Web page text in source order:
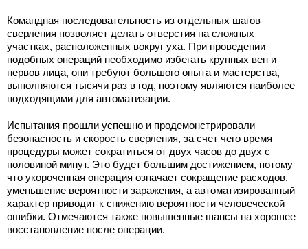
Командная последовательность из отдельных шагов
сверления позволяет делать отверстия на сложных
участках, расположенных вокруг уха. При проведении
подобных операций необходимо избегать крупных вен и
нервов лица, они требуют большого опыта и мастерства,
выполняются тысячи раз в год, поэтому являются наиболее
подходящими для автоматизации.
Испытания прошли успешно и продемонстрировали
безопасность и скорость сверления, за счет чего время
процедуры может сократиться от двух часов до двух с
половиной минут. Это будет большим достижением, потому
что укороченная операция означает сокращение расходов,
уменьшение вероятности заражения, а автоматизированный
характер приводит к снижению вероятности человеческой
ошибки. Отмечаются также повышенные шансы на хорошее
восстановление после операции.